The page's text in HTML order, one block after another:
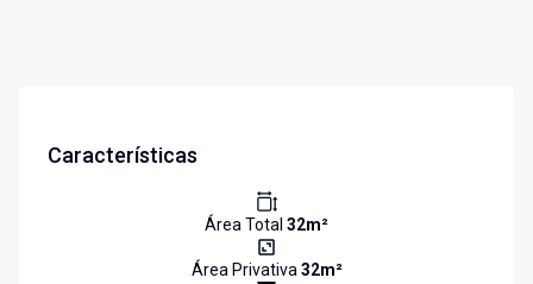
Características
Área Total 32m²
Área Privativa32m²